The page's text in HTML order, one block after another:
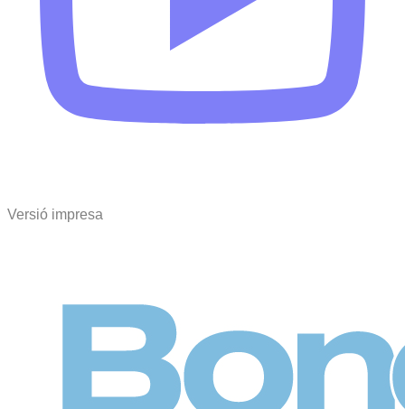
Versió impresa